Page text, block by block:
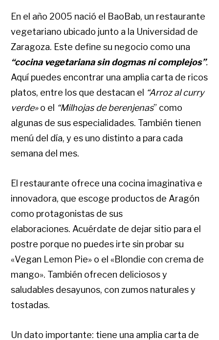
En el año 2005 nació el BaoBab, un restaurante
vegetariano ubicado junto a la Universidad de
Zaragoza. Este define su negocio como una
“cocina vegetariana sin dogmas ni complejos”.
Aquí puedes encontrar una amplia carta de ricos
platos, entre los que destacan el “Arroz al curry
verde»o el “Milhojas de berenjenas” como
algunas de sus especialidades. También tienen
menú del día, y es uno distinto a para cada
semana del mes.
El restaurante ofrece una cocina imaginativa e
innovadora, que escoge productos de Aragón
como protagonistas de sus
elaboraciones. Acuérdate de dejar sitio para el
postre porque no puedes irte sin probar su
«Vegan Lemon Pie» o el «Blondie con crema de
mango». También ofrecen deliciosos y
saludables desayunos, con zumos naturales y
tostadas.
Un dato importante: tiene una amplia carta de